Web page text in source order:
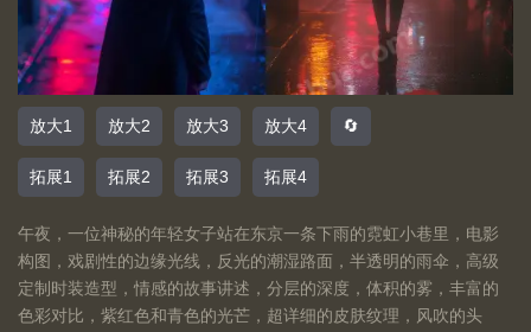
放大1 放大2 放大3 放大4 🔄
拓展1 拓展2 拓展3 拓展4
午夜，一位神秘的年轻女子站在东京一条下雨的霓虹小巷里，电影
构图，戏剧性的边缘光线，反光的潮湿路面，半透明的雨伞，高级
定制时装造型，情感的故事讲述，分层的深度，体积的雾，丰富的
色彩对比，紫红色和青色的光芒，超详细的皮肤纹理，风吹的头